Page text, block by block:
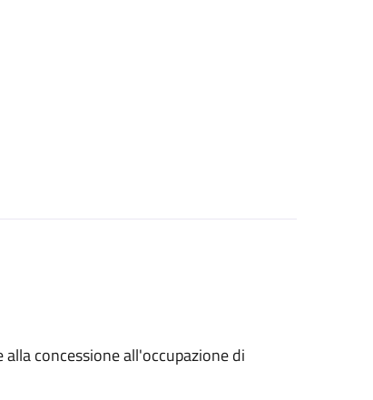
concessione all'occupazione di